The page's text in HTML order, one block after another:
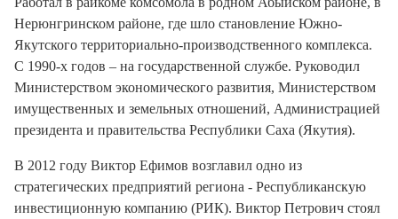
Нерюнгринском районе, где шло становление Южно-
Якутского территориально-производственного комплекса.
С 1990-х годов – на государственной службе. Руководил
Министерством экономического развития, Министерством
имущественных и земельных отношений, Администрацией
президента и правительства Республики Саха (Якутия).
В 2012 году Виктор Ефимов возглавил одно из
стратегических предприятий региона - Республиканскую
инвестиционную компанию (РИК). Виктор Петрович стоял